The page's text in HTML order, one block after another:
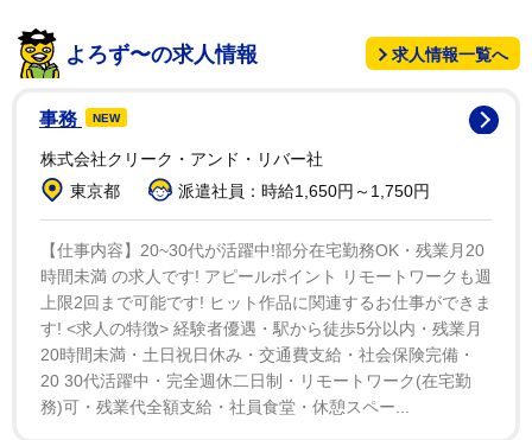
で少し緊張しましたが、自分らしく撮影できました！」
とオフショットをつけてアピール。「可愛い衣装がたく
さんあるので、ぜひお手にとっていただけると嬉しいで
公開した車の中からフレッシュな双丘が目を引く青い
中が際立つバックショットに、「めちゃんこキュートで
泣きそう」「透明感半端ないな」「とてもインパクトあ
りました！」「スタイルやばい」など、ファンからも称
賛の声が上がっていた。
よろず〜の求人情報 求人情報一覧へ
事務 NEW
株式会社クリーク・アンド・リバー社
東京都
派遣社員：時給1,650円～1,750円
【仕事内容】20~30代が活躍中!部分在宅勤務OK・残業月20
時間未満 の求人です! アピールポイント リモートワークも週
上限2回まで可能です! ヒット作品に関連するお仕事ができま
す! <求人の特徴> 経験者優遇・駅から徒歩5分以内・残業月
20時間未満・土日祝日休み・交通費支給・社会保険完備・
20 30代活躍中・完全週休二日制・リモートワーク(在宅勤
務)可・残業代全額支給・社員食堂・休憩スペー...